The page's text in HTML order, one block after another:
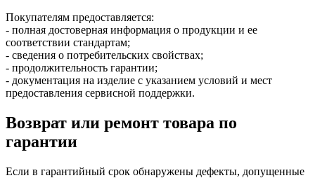
Покупателям предоставляется:
- полная достоверная информация о продукции и ее
соответствии стандартам;
- сведения о потребительских свойствах;
- продолжительность гарантии;
- документация на изделие с указанием условий и мест
предоставления сервисной поддержки.
Возврат или ремонт товара по
гарантии
Если в гарантийный срок обнаружены дефекты, допущенные